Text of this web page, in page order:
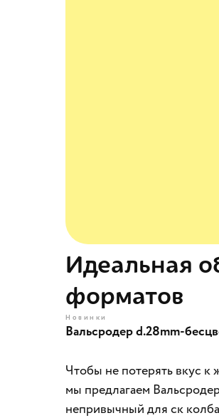
Идеальная
форматов
Новинки
Вальсродер d.28mm-
Чтобы не потерять вкус
мы предлагаем
непривычный для ск